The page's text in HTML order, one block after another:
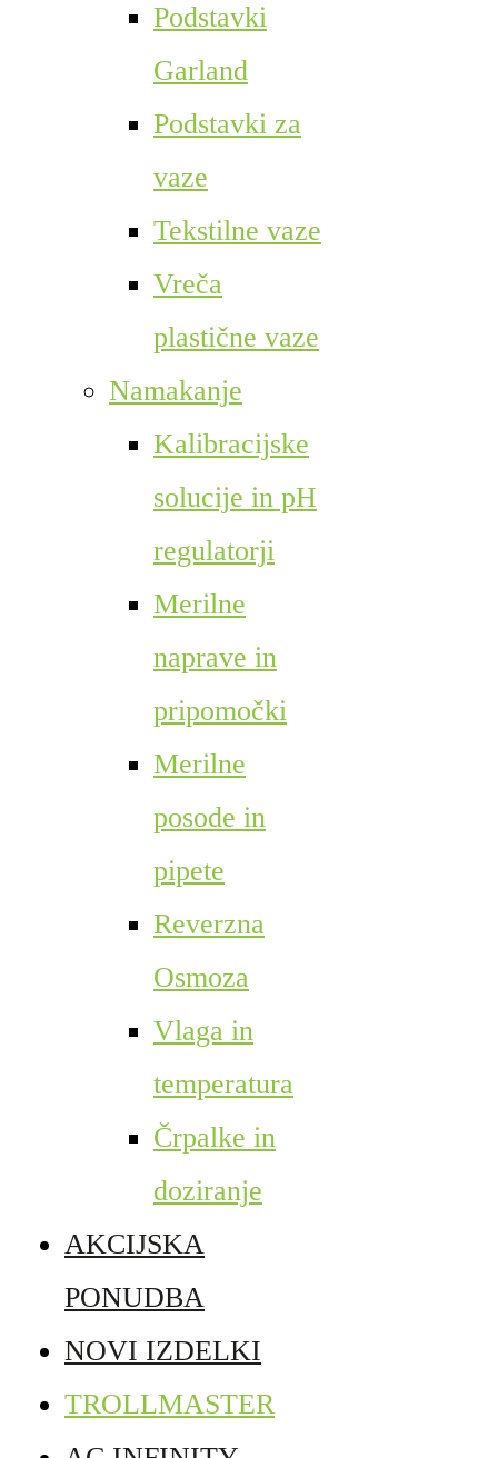
Podstavki
Garland
Podstavki za
vaze
Tekstilne vaze
Vreča
plastične vaze
Namakanje
Kalibracijske
solucije in pH
regulatorji
Merilne
naprave in
pripomočki
Merilne
posode in
pipete
Reverzna
Osmoza
Vlaga in
temperatura
Črpalke in
doziranje
AKCIJSKA
PONUDBA
NOVI IZDELKI
TROLLMASTER